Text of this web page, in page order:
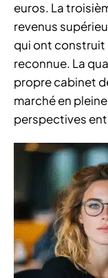
euros. La
revenus
qui ont construit
reconnue. La
propre cabinet
marché en
perspectives